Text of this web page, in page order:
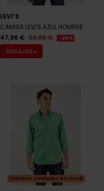
LEVI'S
CAMISA LEVI'S AZUL HOMBRE
47,96 € 59,95 € -20%
REBAJAS+
Últimas unidades en stock